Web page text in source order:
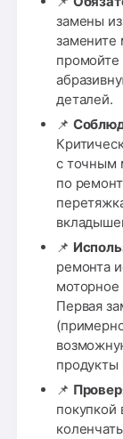
замены
замените
промойте
деталей.
📌
с точным
по
📌
ремонта
моторное
Первая
продукты
📌
покупкой